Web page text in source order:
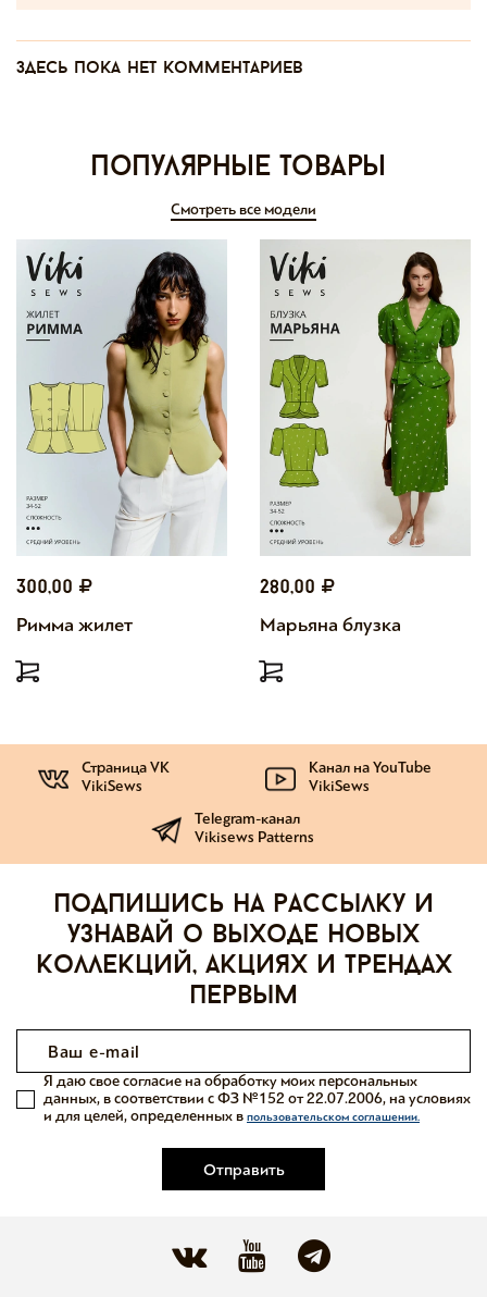
Здесь пока нет комментариев
Популярные товары
Смотреть все модели
300,00
Римма жилет
280,00
Марьяна блузка
Страница VK
VikiSews
Канал на YouTube
VikiSews
Telegram-канал
Vikisews Patterns
Подпишись на рассылку и
узнавай о выходе новых
коллекций, акциях и трендах
первым
Отправить
Я даю свое согласие на обработку моих персональных
данных, в соответствии с ФЗ №152 от 22.07.2006, на условиях
и для целей, определенных в пользовательском соглашении.